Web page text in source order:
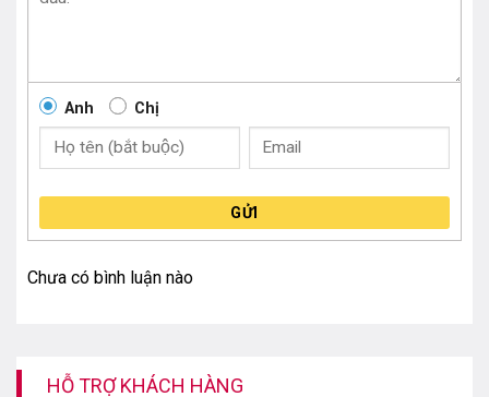
Anh Chị
GỬI
Chưa có bình luận nào
HỖ TRỢ KHÁCH HÀNG